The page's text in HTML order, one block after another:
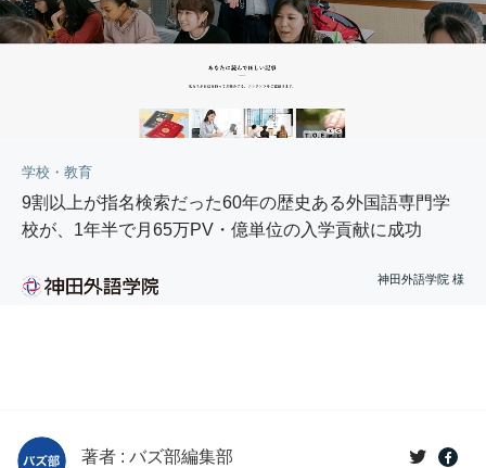
学校・教育
9割以上が指名検索だった60年の歴史ある外国語専門学
校が、1年半で月65万PV・億単位の入学貢献に成功
神田外語学院 様
著者 : バズ部編集部